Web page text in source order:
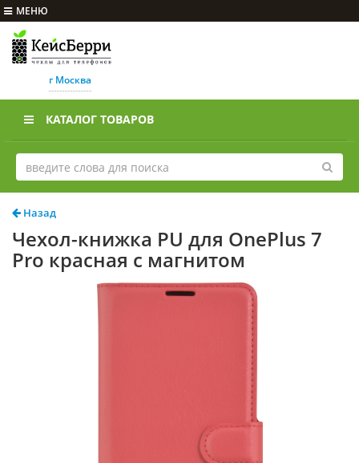
МЕНЮ
г Москва
КАТАЛОГ ТОВАРОВ
Назад
Чехол-книжка PU для OnePlus 7
Pro красная с магнитом